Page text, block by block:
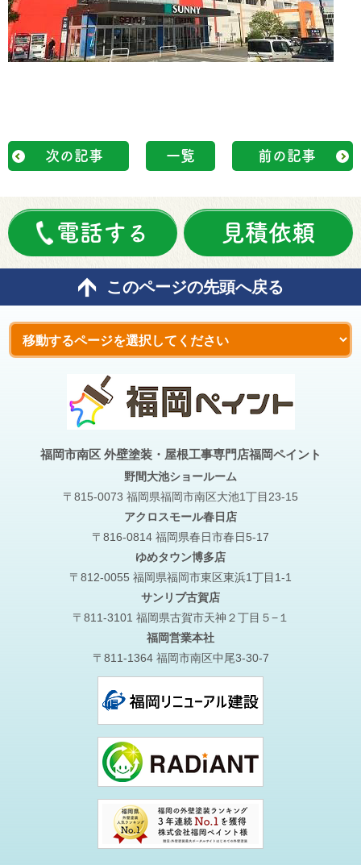
次の記事 一覧 前の記事
電話する 見積依頼
このページの先頭へ戻る
福岡市南区 外壁塗装・屋根工事専門店福岡ペイント
野間大池ショールーム
〒815-0073 福岡県福岡市南区大池1丁目23-15
アクロスモール春日店
〒816-0814 福岡県春日市春日5-17
ゆめタウン博多店
〒812-0055 福岡県福岡市東区東浜1丁目1-1
サンリブ古賀店
〒811-3101 福岡県古賀市天神２丁目５−１
福岡営業本社
〒811-1364 福岡市南区中尾3-30-7